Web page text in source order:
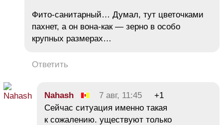
Фито-санитарный… Думал, тут цветочками
пахнет, а он вона-как — зерно в особо
крупных размерах…
Ответить
Nahash 7 авг, 11:45
+1
Сейчас ситуация именно такая
к сожалению. уществуют только